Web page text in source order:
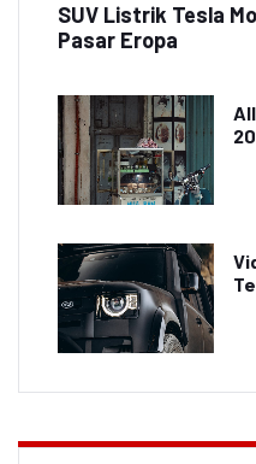
SUV Listrik Tesla
Pasar Eropa